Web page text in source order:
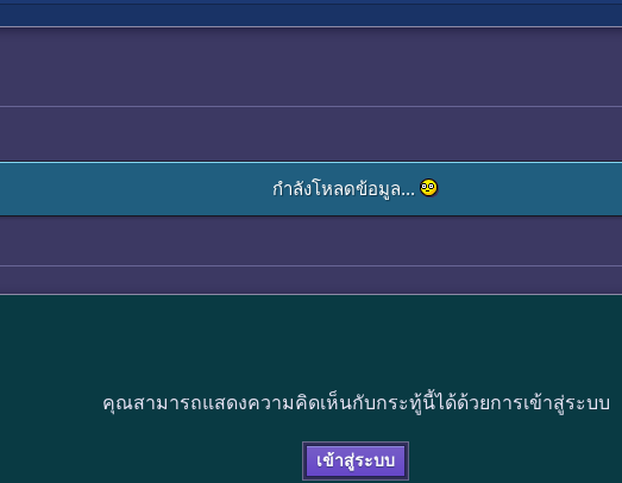
กำลังโหลดข้อมูล...
คุณสามารถแสดงความคิดเห็นกับกระทู้นี้ได้ด้วยการเข้าสู่ระบบ
เข้าสู่ระบบ